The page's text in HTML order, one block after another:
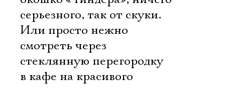
серьезного, так от скуки.
Или просто нежно
смотреть через
стеклянную перегородку
в кафе на красивого